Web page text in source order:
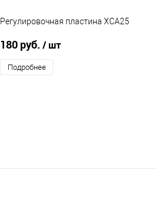
Регулировочная пластина XCA25
180 руб. / шт
Подробнее